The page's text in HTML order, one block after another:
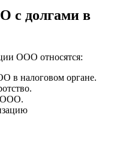
с долгами в
ООО относятся:
в налоговом органе.
ООО.